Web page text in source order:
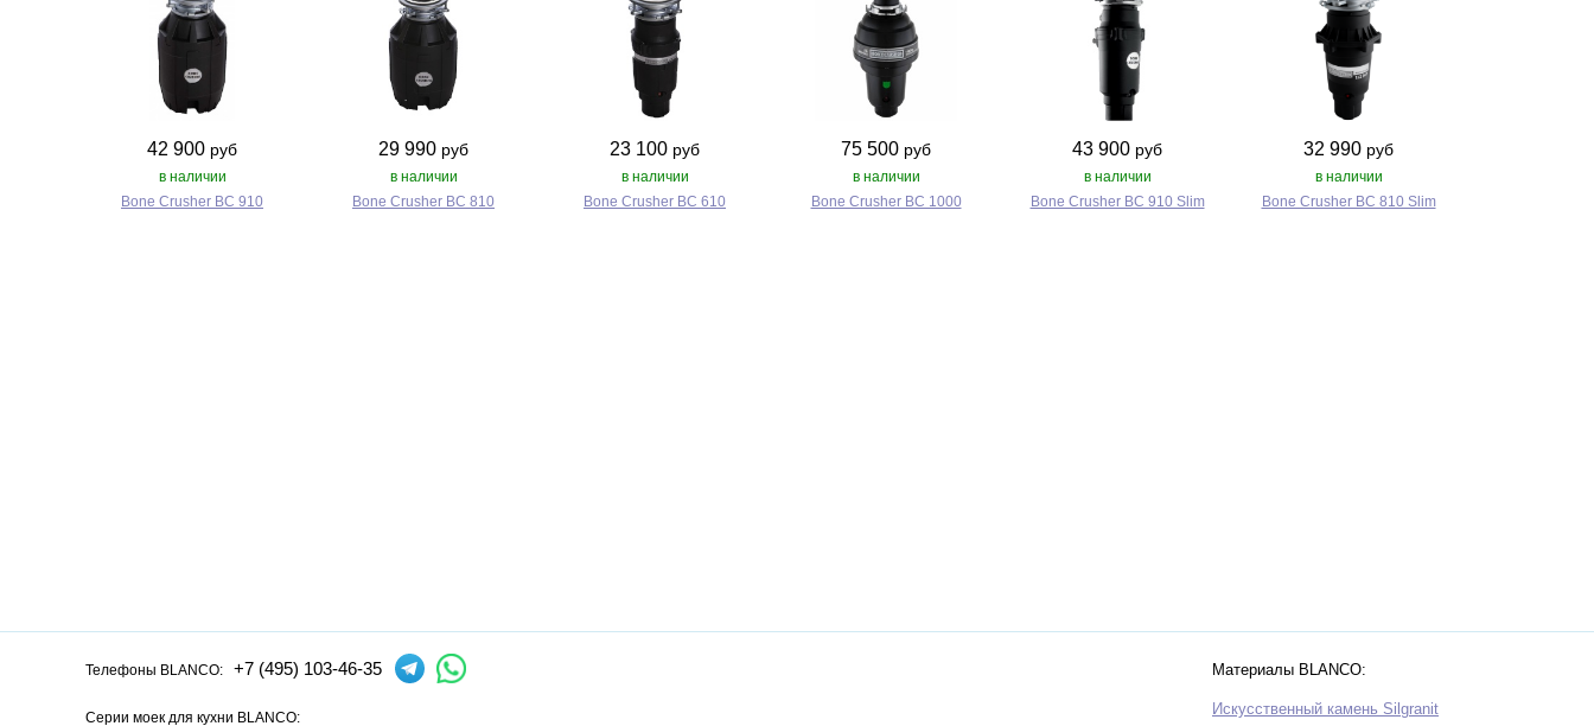
42 900 руб
в наличии
Bone Crusher BC 910
29 990 руб
в наличии
Bone Crusher BC 810
23 100 руб
в наличии
Bone Crusher BC 610
75 500 руб
в наличии
Bone Crusher BC 1000
43 900 руб
в наличии
Bone Crusher BC 910 Slim
32 990 руб
в наличии
Bone Crusher BC 810 Slim
Телефоны BLANCO: +7 (495) 103-46-35
Серии моек для кухни BLANCO:
Материалы BLANCO:
Искусственный камень Silgranit